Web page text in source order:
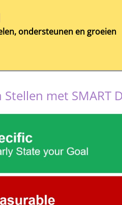
ondersteunen en groeien
met SMART